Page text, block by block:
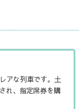
アな列車です。土
れ、指定席券を購